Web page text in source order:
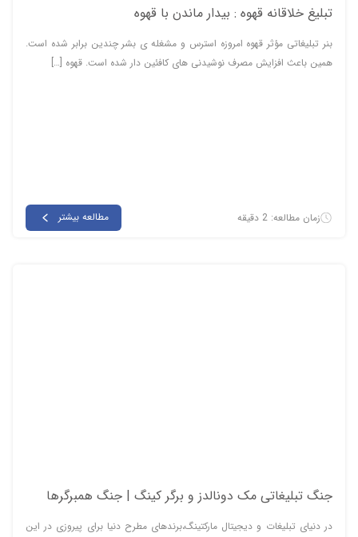
تبلیغ خلاقانه قهوه : بیدار ماندن با قهوه
بنر تبلیغاتی مؤثر قهوه امروزه استرس و مشغله ی بشر چندین برابر شده است.
همین باعث افزایش مصرف نوشیدنی های کافئین دار شده است. قهوه […]
زمان مطالعه: 2 دقیقه مطالعه بیشتر
جنگ تبلیغاتی مک دونالدز و برگر کینگ | جنگ همبرگرها
در دنیای تبلیغات و دیجیتال مارکتینگ،برندهای مطرح دنیا برای پیروزی در این